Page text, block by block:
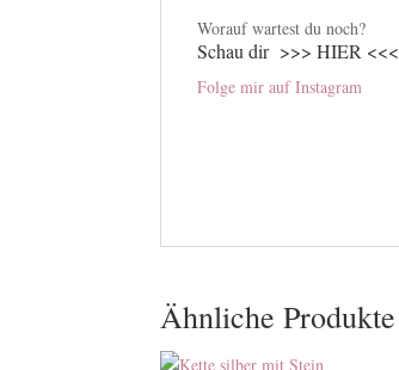
Worauf wartest du noch?
Schau dir >>> HIER <<<
Folge mir auf Instagram
Ähnliche Produkte